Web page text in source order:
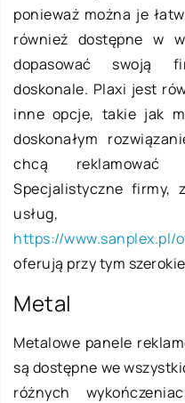
ponieważ można je
również dostępne w
dopasować swoją
doskonale. Plaxi jest
inne opcje, takie jak
doskonałym
chcą reklamować
Specjalistyczne firmy,
usług,
https://www.sanplex.pl/
oferują przy tym
Metal
Metalowe panele
są dostępne we
różnych